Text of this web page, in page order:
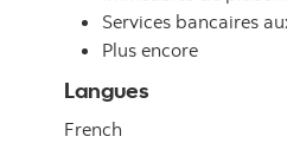
Services bancaires
Plus encore
Langues
French